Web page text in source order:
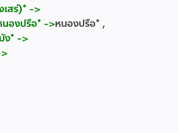
เสร่)* ->
นองปรือ* ->หนองปรือ* ,
ง* ->